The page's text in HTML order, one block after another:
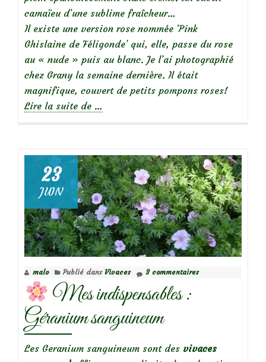
camaïeu d’une sublime fraîcheur…
Il existe une version rose nommée ‘Pink
Ghislaine de Féligonde’ qui, elle, passe du rose
au « nude » puis au blanc. Je l’ai photographié
chez Grany la semaine dernière. Il était
magnifique, couvert de petits pompons roses!
Lire la suite de à
Focus
sur
le
rosier
‘Pink
Ghislaine
de
Féligonde’
…
23
JUIN
malo Publié dans Vivaces 3 commentaires
Mes indispensables :
Géranium sanguineum
Les Geranium sanguineum sont des vivaces